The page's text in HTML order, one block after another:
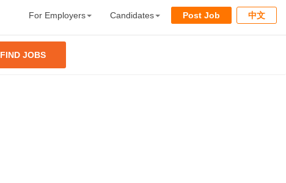
中文
For Employers Candidates Post Job
FIND JOBS